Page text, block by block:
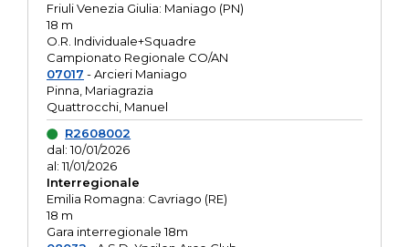
Friuli Venezia Giulia: Maniago (PN)
18 m
O.R. Individuale+Squadre
Campionato Regionale CO/AN
07017 - Arcieri Maniago
Pinna, Mariagrazia
Quattrocchi, Manuel
R2608002
dal: 10/01/2026
al: 11/01/2026
Interregionale
Emilia Romagna: Cavriago (RE)
18 m
Gara interregionale 18m